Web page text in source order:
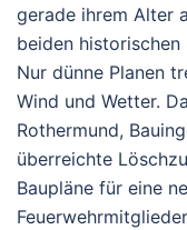
gerade ihrem Alter
beiden
Nur dünne Planen
Wind und Wetter.
Rothermund,
überreichte
Baupläne für eine